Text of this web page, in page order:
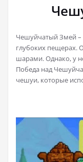
Чешуйчатый Змей –
глубоких пещерах.
шарами. Однако, у
Победа над
чешуи, которые